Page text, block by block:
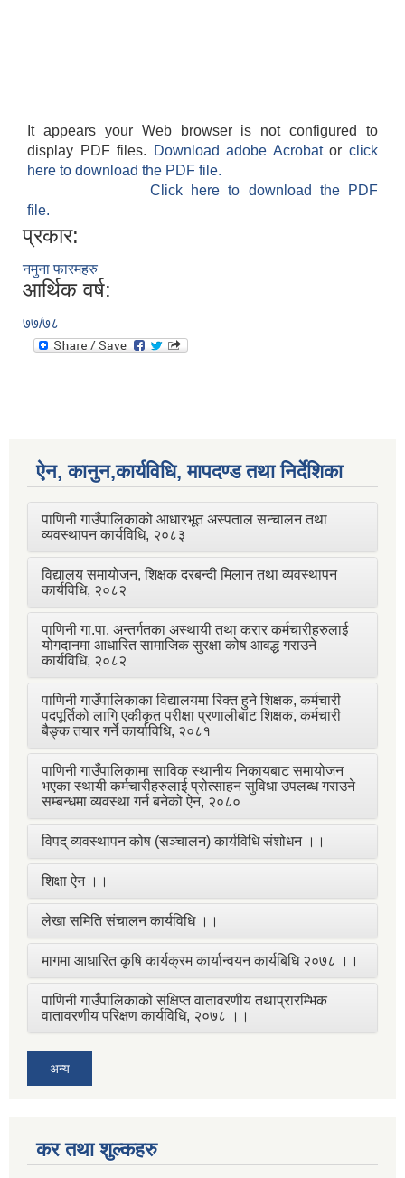
It appears your Web browser is not configured to
display PDF files.
Download adobe Acrobatorclick
here to download the PDF file.
Click here to download the PDF
file.
प्रकार:
नमुना फारमहरु
आर्थिक वर्ष:
७७/७८
ऐन, कानुन,कार्यविधि, मापदण्ड तथा निर्देशिका
पाणिनी गाउँपालिकाको आधारभूत अस्पताल सन्चालन तथा
व्यवस्थापन कार्यविधि, २०८३
विद्यालय समायोजन, शिक्षक दरबन्दी मिलान तथा व्यवस्थापन
कार्यविधि, २०८२
पाणिनी गा.पा. अन्तर्गतका अस्थायी तथा करार कर्मचारीहरुलाई
योगदानमा आधारित सामाजिक सुरक्षा कोष आवद्ध गराउने
कार्यविधि, २०८२
पाणिनी गाउँपालिकाका विद्यालयमा रिक्त हुने शिक्षक, कर्मचारी
पदपूर्तिको लागि एकीकृत परीक्षा प्रणालीबाट शिक्षक, कर्मचारी
बैङ्क तयार गर्ने कार्याविधि, २०८१
पाणिनी गाउँपालिकामा साविक स्थानीय निकायबाट समायोजन
भएका स्थायी कर्मचारीहरुलाई प्रोत्साहन सुविधा उपलब्ध गराउने
सम्बन्धमा व्यवस्था गर्न बनेको ऐन, २०८०
विपद् व्यवस्थापन कोष (सञ्चालन) कार्यविधि संशोधन ।।
शिक्षा ऐन ।।
लेखा समिति संचालन कार्यविधि ।।
मागमा आधारित कृषि कार्यक्रम कार्यान्वयन कार्यबिधि २०७८ ।।
पाणिनी गाउँपालिकाको संक्षिप्त वातावरणीय तथाप्रारम्भिक
वातावरणीय परिक्षण कार्यविधि, २०७८ ।।
अन्य
कर तथा शुल्कहरु